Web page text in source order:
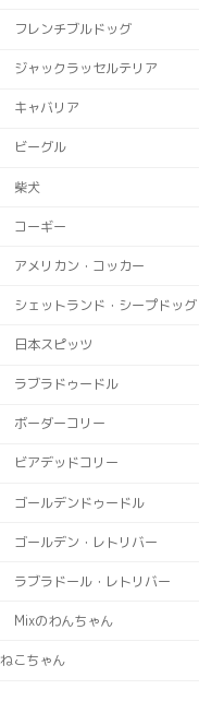
フレンチブルドッグ
ジャックラッセルテリア
キャバリア
ビーグル
柴犬
コーギー
アメリカン・コッカー
シェットランド・シープドッグ
日本スピッツ
ラブラドゥードル
ボーダーコリー
ビアデッドコリー
ゴールデンドゥードル
ゴールデン・レトリバー
ラブラドール・レトリバー
Mixのわんちゃん
ねこちゃん